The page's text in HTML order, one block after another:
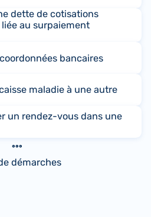
dette de cotisations
au surpaiement
bancaires
maladie à une autre
un rendez-vous dans une
démarches